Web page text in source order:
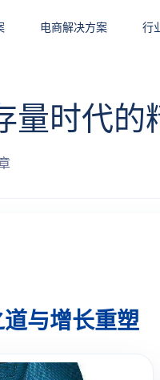
电商解决方案 行
量时代的
与增长重塑